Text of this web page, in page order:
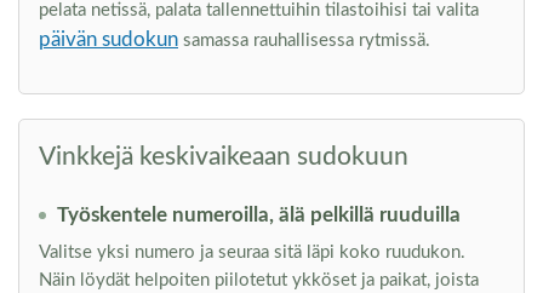
pelata netissä, palata tallennettuihin tilastoihisi tai valita
päivän sudokun samassa rauhallisessa rytmissä.
Vinkkejä keskivaikeaan sudokuun
Työskentele numeroilla, älä pelkillä ruuduilla
Valitse yksi numero ja seuraa sitä läpi koko ruudukon.
Näin löydät helpoiten piilotetut ykköset ja paikat, joista